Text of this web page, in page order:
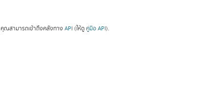
คุณสามารถเข้าถึงคลังทาง API (ให้ดู คู่มือ API).